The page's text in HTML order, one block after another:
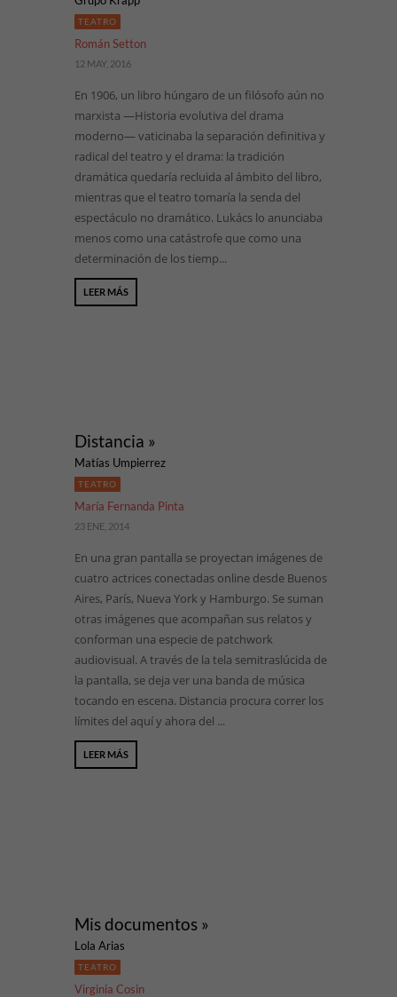
TEATRO
Román Setton
12 MAY, 2016
En 1906, un libro húngaro de un filósofo aún no
marxista —Historia evolutiva del drama
moderno— vaticinaba la separación definitiva y
radical del teatro y el drama: la tradición
dramática quedaría recluida al ámbito del libro,
mientras que el teatro tomaría la senda del
espectáculo no dramático. Lukács lo anunciaba
menos como una catástrofe que como una
determinación de los tiemp...
LEER MÁS
Distancia »
Matías Umpierrez
TEATRO
María Fernanda Pinta
23 ENE, 2014
En una gran pantalla se proyectan imágenes de
cuatro actrices conectadas online desde Buenos
Aires, París, Nueva York y Hamburgo. Se suman
otras imágenes que acompañan sus relatos y
conforman una especie de patchwork
audiovisual. A través de la tela semitraslúcida de
la pantalla, se deja ver una banda de música
tocando en escena. Distancia procura correr los
límites del aquí y ahora del ...
LEER MÁS
Mis documentos »
Lola Arias
TEATRO
Virginia Cosin